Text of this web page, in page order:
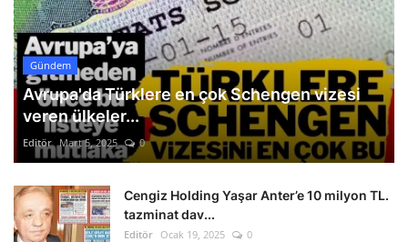
Gündem
Avrupa'da Türklere en çok Schengen vizesi
veren ülkeler...
Editör Mart 5, 2025 0
Cengiz Holding Yaşar Anter’e 10 milyon TL.
tazminat dav...
Editör Ocak 19, 2025 0